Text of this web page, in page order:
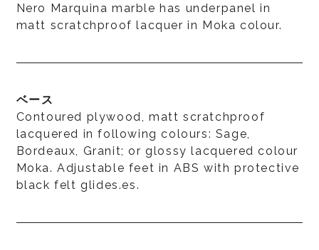
Nero Marquina marble has underpanel in
matt scratchproof lacquer in Moka colour.
ベース
Contoured plywood, matt scratchproof
lacquered in following colours: Sage,
Bordeaux, Granit; or glossy lacquered colour
Moka. Adjustable feet in ABS with protective
black felt glides.es.